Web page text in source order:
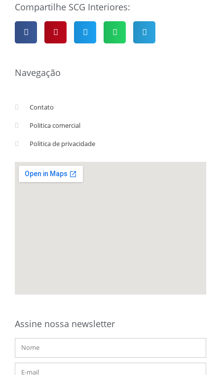
Compartilhe SCG Interiores:
Navegação
Contato
Politica comercial
Politica de privacidade
Assine nossa newsletter